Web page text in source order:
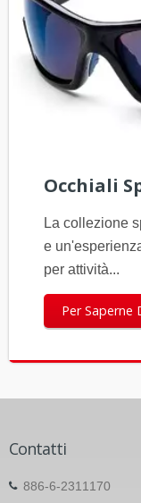
Occhiali
La collezione
e
per attività...
Per Saperne
Contatti
886-6-2311170